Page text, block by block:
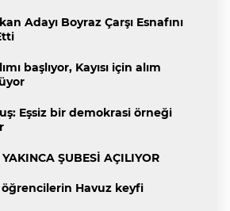
Adayı Boyraz Çarşı Esnafını
başlıyor, Kayısı için alım
Eşsiz bir demokrasi örneği
YAKINCA ŞUBESİ AÇILIYOR
öğrencilerin Havuz keyfi